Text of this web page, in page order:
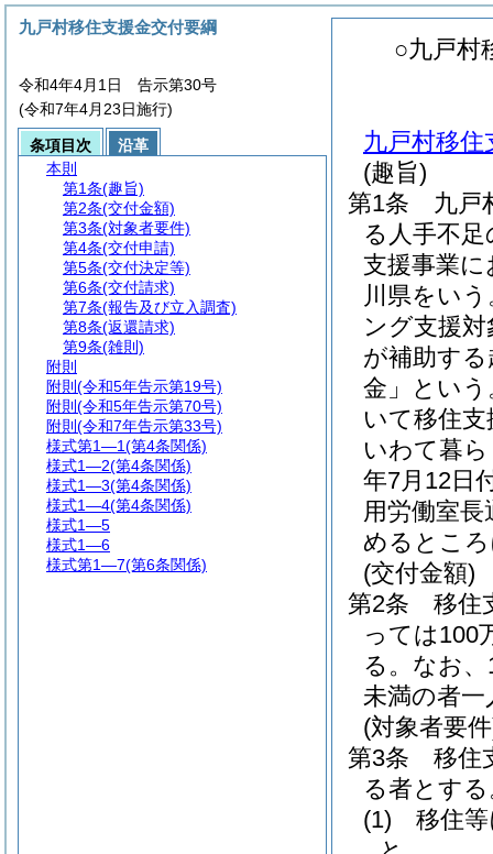
○九戸村
九戸村移住
(趣旨)
第1条
九戸
る人手不
支援事業
川県をい
ング支援
が補助す
金」という
いて移住
いわて暮
年7月12日
用労働室長
めるとこ
(交付金額)
第2条
移住
っては100
る。 なお
未満の者
(対象者要
第3条
移住
る者とす
(1)
移住
九戸村移住支援金交付要綱
令和4年4月1日 告示第30号
(令和7年4月23日施行)
条項目次
沿革
本則
第1条(趣旨)
第2条(交付金額)
第3条(対象者要件)
第4条(交付申請)
第5条(交付決定等)
第6条(交付請求)
第7条(報告及び立入調査)
第8条(返還請求)
第9条(雑則)
附則
附則 (令和5年告示第19号)
附則 (令和5年告示第70号)
附則 (令和7年告示第33号)
様式第1―1(第4条関係)
様式1―2(第4条関係)
様式1―3(第4条関係)
様式1―4(第4条関係)
様式1―5
様式1―6
様式第1―7(第6条関係)